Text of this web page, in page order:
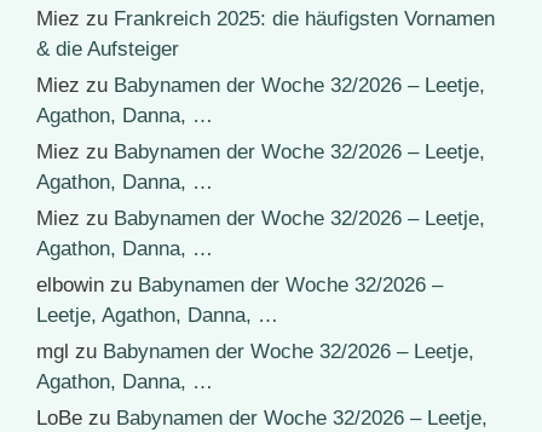
Miez zu Frankreich 2025: die häufigsten Vornamen
& die Aufsteiger
Miez zu Babynamen der Woche 32/2026 – Leetje,
Agathon, Danna, …
Miez zu Babynamen der Woche 32/2026 – Leetje,
Agathon, Danna, …
Miez zu Babynamen der Woche 32/2026 – Leetje,
Agathon, Danna, …
elbowin zu Babynamen der Woche 32/2026 –
Leetje, Agathon, Danna, …
mgl zu Babynamen der Woche 32/2026 – Leetje,
Agathon, Danna, …
LoBe zu Babynamen der Woche 32/2026 – Leetje,